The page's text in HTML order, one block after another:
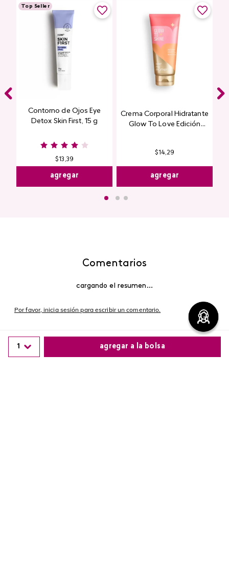
1 agregar a la bolsa
Top Seller
Contorno de Ojos Eye
Detox Skin First, 15 g
$13,39
agregar
Crema Corporal Hidratante
Glow To Love Edición
$14,29
agregar
Comentarios
cargando el resumen…
Por favor, inicia sesión para escribir un comentario.
Más reciente